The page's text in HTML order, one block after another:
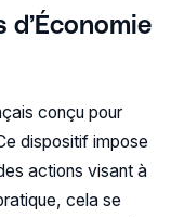
conçu pour
dispositif impose
actions visant à
cela se